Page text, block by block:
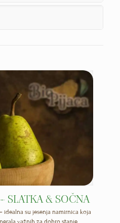
SLATKA & SOČNA
idealna su jesenja namirnica koja